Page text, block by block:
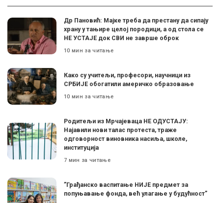
Др Пановић: Мајке треба да престану да сипају
храну у тањире целој породици, а од стола се
НЕ УСТАЈЕ док СВИ не заврше оброк
10 мин за читање
Како су учитељи, професори, научници из
СРБИЈЕ обогатили америчко образовање
10 мин за читање
Родитељи из Мрчајеваца НЕ ОДУСТАЈУ:
Најавили нови талас протеста, траже
одговорност виновника насиља, школе,
институција
7 мин за читање
”Грађанско васпитање НИЈЕ предмет за
попуњавање фонда, већ улагање у будућност”